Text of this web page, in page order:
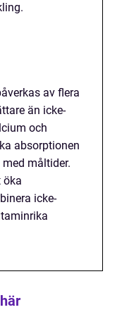
av flera
än icke-
och
absorptionen
måltider.
öka
icke-